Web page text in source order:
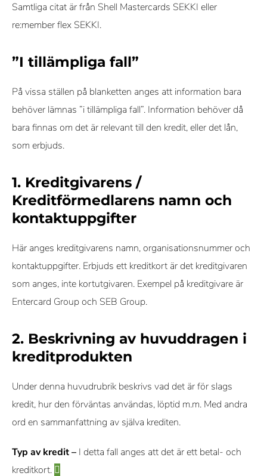
Samtliga citat är från Shell Mastercards SEKKI eller
re:member flex SEKKI.
”I tillämpliga fall”
På vissa ställen på blanketten anges att information bara
behöver lämnas ”i tillämpliga fall”. Information behöver då
bara finnas om det är relevant till den kredit, eller det lån,
som erbjuds.
1. Kreditgivarens /
Kreditförmedlarens namn och
kontaktuppgifter
Här anges kreditgivarens namn, organisationsnummer och
kontaktuppgifter. Erbjuds ett kreditkort är det kreditgivaren
som anges, inte kortutgivaren. Exempel på kreditgivare är
Entercard Group och SEB Group.
2. Beskrivning av huvuddragen i
kreditprodukten
Under denna huvudrubrik beskrivs vad det är för slags
kredit, hur den förväntas användas, löptid m.m. Med andra
ord en sammanfattning av själva krediten.
Typ av kredit – I detta fall anges att det är ett betal- och
kreditkort.